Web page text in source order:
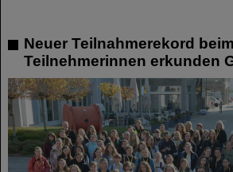
Neuer Teilnahmerekord
Teilnehmerinnen erkunden